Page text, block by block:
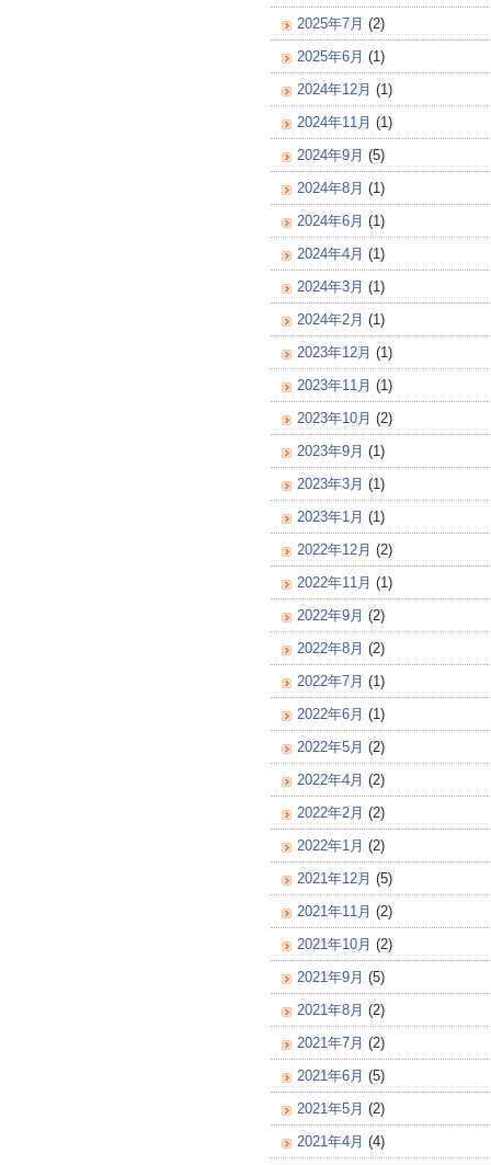
2025年7月 (2)
2025年6月 (1)
2024年12月 (1)
2024年11月 (1)
2024年9月 (5)
2024年8月 (1)
2024年6月 (1)
2024年4月 (1)
2024年3月 (1)
2024年2月 (1)
2023年12月 (1)
2023年11月 (1)
2023年10月 (2)
2023年9月 (1)
2023年3月 (1)
2023年1月 (1)
2022年12月 (2)
2022年11月 (1)
2022年9月 (2)
2022年8月 (2)
2022年7月 (1)
2022年6月 (1)
2022年5月 (2)
2022年4月 (2)
2022年2月 (2)
2022年1月 (2)
2021年12月 (5)
2021年11月 (2)
2021年10月 (2)
2021年9月 (5)
2021年8月 (2)
2021年7月 (2)
2021年6月 (5)
2021年5月 (2)
2021年4月 (4)